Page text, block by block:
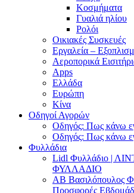
Κοσμήματα
Γυαλιά ηλίου
Ρολόι
Οικιακές Συσκευές
Εργαλεία –
Αεροπορικά
Apps
Ελλάδα
Ευρώπη
Κίνα
Οδηγοί Αγορών
Οδηγός: Πως κάνω
Οδηγός: Πως κάνω
Φυλλάδια
Lidl Φυλλάδιο |
ΦΥΛΛΑΔΙΟ
AB Βασιλόπουλος
Προσφορές